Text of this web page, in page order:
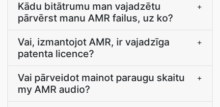
Kādu bitātrumu man vajadzētu
pārvērst manu AMR failus, uz ko?
+
Vai, izmantojot AMR, ir vajadzīga
patenta licence?
+
Vai pārveidot mainot paraugu skaitu
my AMR audio?
+